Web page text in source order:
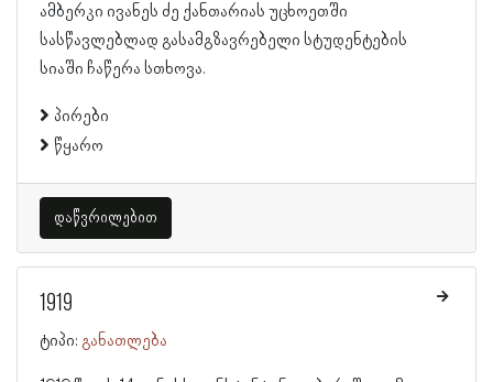
ამბერკი ივანეს ძე ქანთარიას უცხოეთში
სასწავლებლად გასამგზავრებელი სტუდენტების
სიაში ჩაწერა სთხოვა.
პირები
წყარო
დაწვრილებით
1919
ტიპი: განათლება